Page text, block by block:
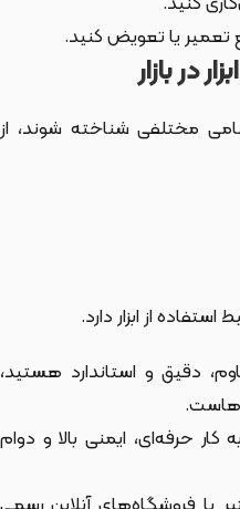
تعمیر یا تعویض کنید.
در بازار
مختلفی شناخته شوند، از
از ابزار دارد.
دقیق و استاندارد هستید،
حرفه‌ای، ایمنی بالا و دوام